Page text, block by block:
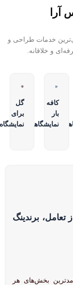
خدمات طراحی و
و خلاقانه.
کافه
بار
نمایشگاهی
گل
برای
نمایشگاه
تعامل، برندینگ
بخش‌های هر